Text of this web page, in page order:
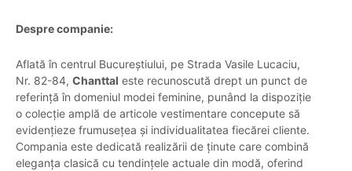
Despre companie:
Aflată în centrul Bucureștiului, pe Strada Vasile Lucaciu,
Nr. 82-84, Chanttal este recunoscută drept un punct de
referință în domeniul modei feminine, punând la dispoziție
o colecție amplă de articole vestimentare concepute să
evidențieze frumusețea și individualitatea fiecărei cliente.
Compania este dedicată realizării de ținute care combină
eleganța clasică cu tendințele actuale din modă, oferind